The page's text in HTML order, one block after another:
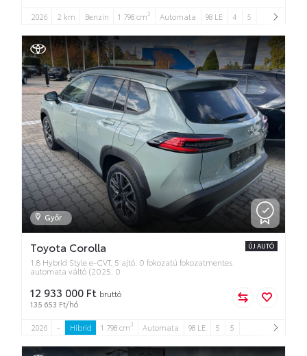
2026 2 km Benzin 1 798 cm3 Automata 98 LE 4 5
Győr
Toyota Corolla
1.8 Hybrid Style e-CVT. 5 ajtó. 0 fokozatú fokozatmentes
automata váltó (2025. 0
ÚJ AUTÓ
12 933 000 Ft bruttó
135 653 Ft/hó
2026 - Hibrid 1 798 cm3 Automata 98 LE 5 5